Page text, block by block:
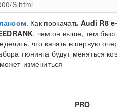
. Как прокачать Audi R8
, чем он выше, тем
что качать в первую
тюнинга будут меняться
измениться
PRO